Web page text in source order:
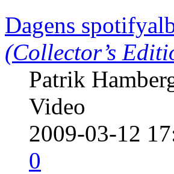
Dagens
(Collector’s
Patrik
Video
2009-03-12
0